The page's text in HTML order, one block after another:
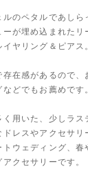
ルのペタルであし
ーが埋め込まれた
ヤリング＆ピアス
存在感があるので
どでもお薦めです
く用いた、少しラ
ドレスやアクセサ
ウェディング、
クセサリーです。